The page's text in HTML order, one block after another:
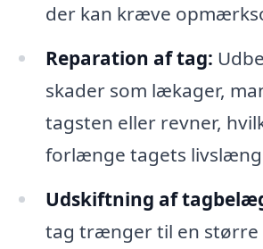
der kan kræve
Reparation af tag:
skader som lækager,
tagsten eller revner,
forlænge tagets
Udskiftning af
tag trænger til en større